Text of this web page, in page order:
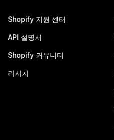
Shopify 지원 센터
API 설명서
Shopify 커뮤니티
리서치